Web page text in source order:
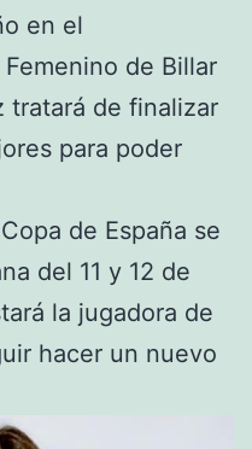
en el
de Billar
tratará de finalizar
para poder
de España se
del 11 y 12 de
la jugadora de
hacer un nuevo